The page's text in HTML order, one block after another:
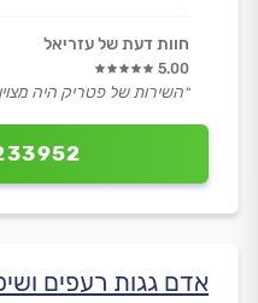
חוות דעת של עזריאל
5.00
״השירות של פטריק היה מצוין
אדם גגות רעפים